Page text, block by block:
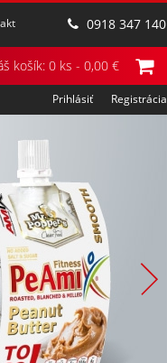
0918 347 140
košík: 0 ks - 0,00 €
Prihlásiť Registrácia